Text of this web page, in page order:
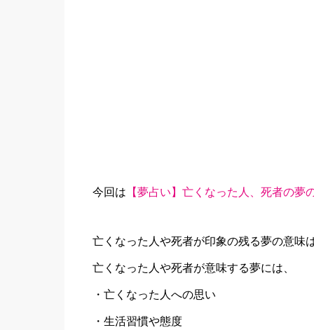
今回は 【夢占い】亡くなった人、死者の夢
亡くなった人や死者が印象の残る夢の意味
亡くなった人や死者が意味する夢には、
・亡くなった人への思い
・生活習慣や態度